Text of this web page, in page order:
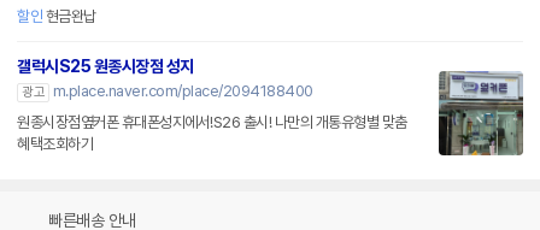
할인 현금완납
갤럭시S25 원종시장점 성지
광고
m.place.naver.com/place/2094188400
원종시장점옆커폰 휴대폰성지에서!S26 출시! 나만의 개통유형별 맞춤
혜택조회하기
빠른배송 안내